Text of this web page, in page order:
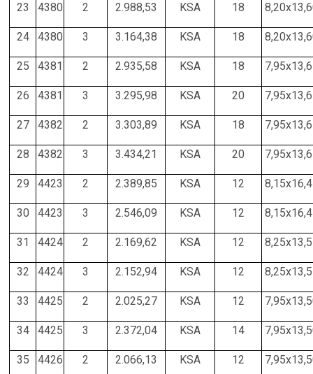
23 4380 2 2.988,53 KSA 18
24 4380 3 3.164,38 KSA 18
25 4381 2 2.935,58 KSA 18
26 4381 3 3.295,98 KSA 20
27 4382 2 3.303,89 KSA 18
28 4382 3 3.434,21 KSA 20
29 4423 2 2.389,85 KSA 12
30 4423 3 2.546,09 KSA 12
31 4424 2 2.169,62 KSA 12
32 4424 3 2.152,94 KSA 12
33 4425 2 2.025,27 KSA 12
34 4425 3 2.372,04 KSA 14
35 4426 2 2.066,13 KSA 12